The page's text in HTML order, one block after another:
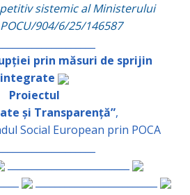
sistemic al Ministerului
904/6/25/146587
prin măsuri de sprijin
integrate
Proiectul
și Transparență”,
Social European prin POCA